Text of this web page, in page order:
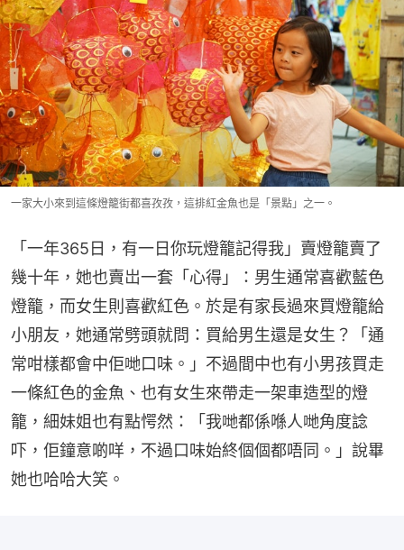
一家大小來到這條燈籠街都喜孜孜，這排紅金魚也是「景點」之一。
「一年365日，有一日你玩燈籠記得我」賣燈籠賣了
幾十年，她也賣岀一套「心得」：男生通常喜歡藍色
燈籠，而女生則喜歡紅色。於是有家長過來買燈籠給
小朋友，她通常劈頭就問：買給男生還是女生？「通
常咁樣都會中佢哋口味。」不過間中也有小男孩買走
一條紅色的金魚、也有女生來帶走一架車造型的燈
籠，細妹姐也有點愕然：「我哋都係喺人哋角度諗
吓，佢鐘意啲咩，不過口味始終個個都唔同。」說畢
她也哈哈大笑。